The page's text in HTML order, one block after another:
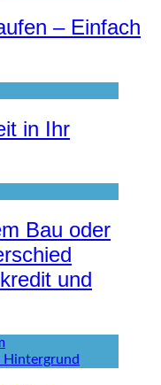
– Einfach
in Ihr
Bau oder
und